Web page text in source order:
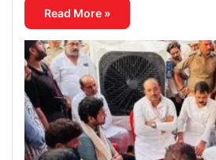
Read More »